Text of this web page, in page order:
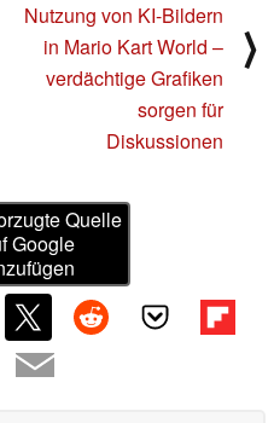
Nutzung von KI-Bildern
in Mario Kart World –
verdächtige Grafiken
sorgen für
Diskussionen
⟩
Quelle
Google